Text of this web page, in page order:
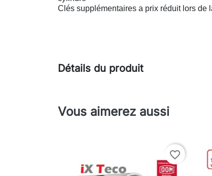
Clés supplémentaires a prix réduit lors de
Détails du produit
Vous aimerez aussi
favorite_border